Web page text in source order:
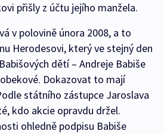
přišly z účtu jejího manžela.
v polovině února 2008, a to
Herodesovi, který ve stejný den
dětí – Andreje Babiše
Dokazovat to mají
státního zástupce Jaroslava
kdo akcie opravdu držel.
ohledně podpisu Babiše